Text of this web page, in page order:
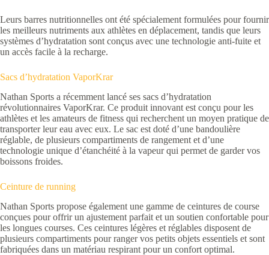
Leurs barres nutritionnelles ont été spécialement formulées pour fournir
les meilleurs nutriments aux athlètes en déplacement, tandis que leurs
systèmes d’hydratation sont conçus avec une technologie anti-fuite et
un accès facile à la recharge.
Sacs d’hydratation VaporKrar
Nathan Sports a récemment lancé ses sacs d’hydratation
révolutionnaires VaporKrar. Ce produit innovant est conçu pour les
athlètes et les amateurs de fitness qui recherchent un moyen pratique de
transporter leur eau avec eux. Le sac est doté d’une bandoulière
réglable, de plusieurs compartiments de rangement et d’une
technologie unique d’étanchéité à la vapeur qui permet de garder vos
boissons froides.
Ceinture de running
Nathan Sports propose également une gamme de ceintures de course
conçues pour offrir un ajustement parfait et un soutien confortable pour
les longues courses. Ces ceintures légères et réglables disposent de
plusieurs compartiments pour ranger vos petits objets essentiels et sont
fabriquées dans un matériau respirant pour un confort optimal.